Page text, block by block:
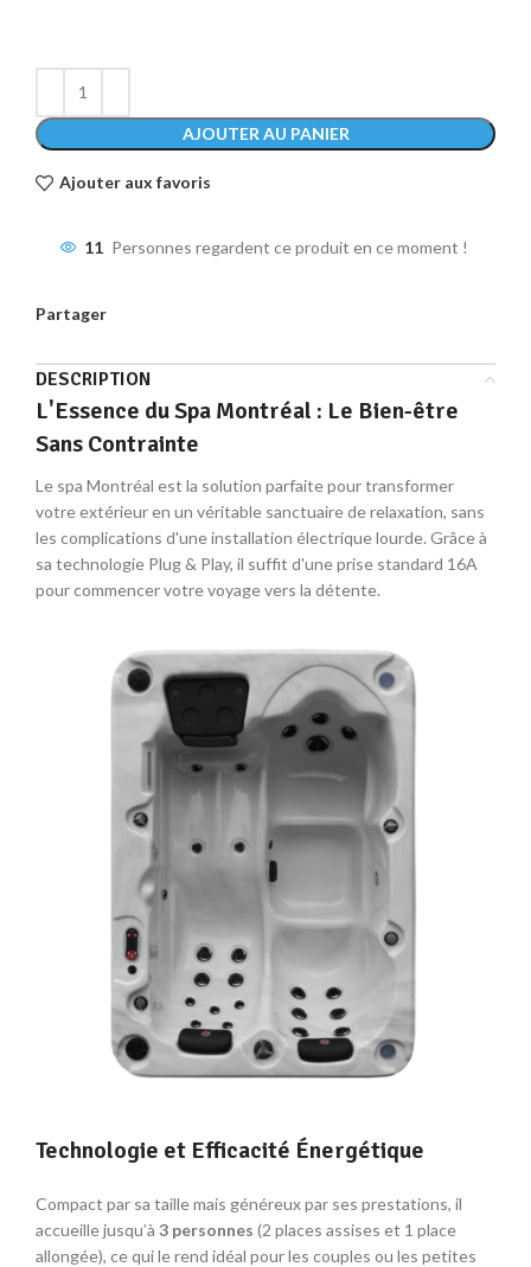
AJOUTER AU PANIER
Ajouter aux favoris
11 Personnes regardent ce produit en ce moment !
Partager
DESCRIPTION
L'Essence du Spa Montréal : Le Bien-être
Sans Contrainte
Le spa Montréal est la solution parfaite pour transformer
votre extérieur en un véritable sanctuaire de relaxation, sans
les complications d'une installation électrique lourde. Grâce à
sa technologie Plug & Play, il suffit d'une prise standard 16A
pour commencer votre voyage vers la détente.
Technologie et Efficacité Énergétique
Compact par sa taille mais généreux par ses prestations, il
accueille jusqu’à 3 personnes (2 places assises et 1 place
allongée), ce qui le rend idéal pour les couples ou les petites